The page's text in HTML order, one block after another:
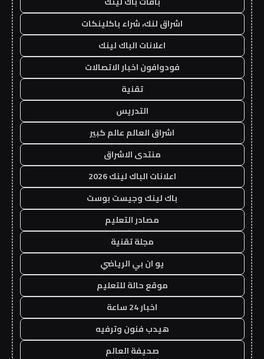
اشراق لنك، شراء باكلينكات
اعلانات الباك لينك
فودوافون اخبار الاتصالات
تقنية
التدريس
اشراق العالم عالم كبير
منتدى الاشراق
اعلانات الباك لينك 2026
باك لينك وجيست بوست
مصادر التعليم
مجلة تقنية
يو ان بي الرياضي
موقع حالة للتعليم
اخبار 24 ساعة
هيدب فنون وترفيه
صحيفة العالم